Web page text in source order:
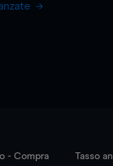
- Compra Tasso